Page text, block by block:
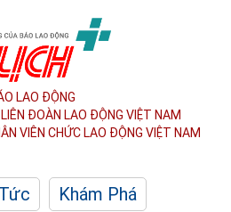
LAO ĐỘNG
ĐOÀN LAO ĐỘNG VIỆT NAM
VIÊN CHỨC LAO ĐỘNG VIỆT NAM
Khám Phá